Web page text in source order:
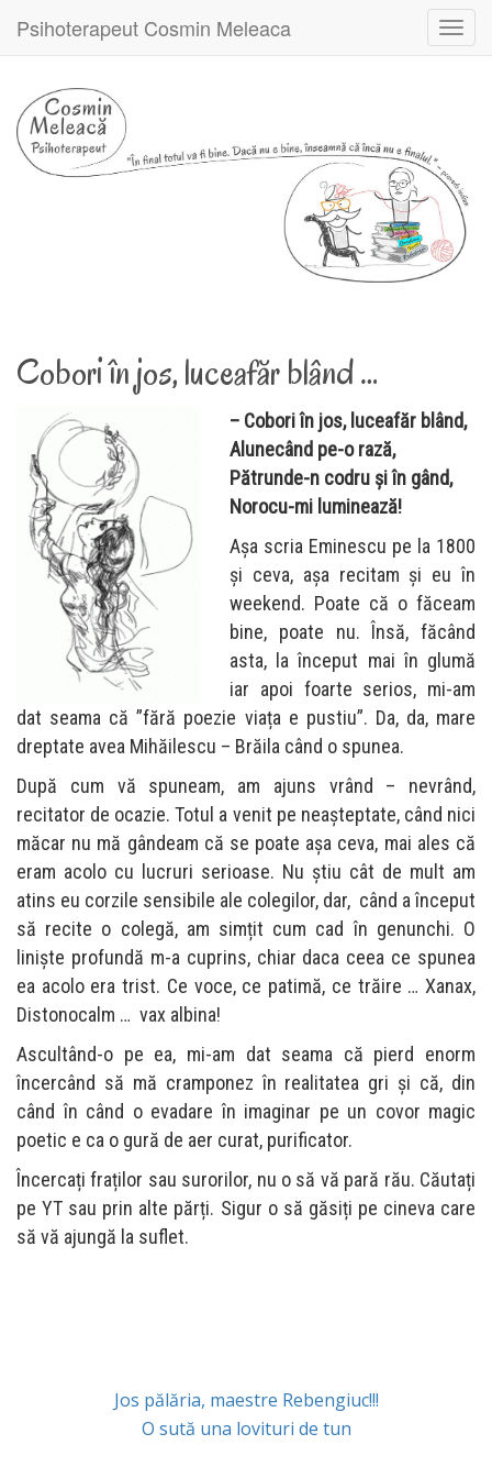
Psihoterapeut Cosmin Meleaca
Cobori în jos, luceafăr blând …
– Cobori în jos, luceafăr blând,
Alunecând pe-o rază,
Pătrunde-n codru şi în gând,
Norocu-mi luminează!
Așa scria Eminescu pe la 1800
și ceva, așa recitam și eu în
weekend. Poate că o făceam
bine, poate nu. Însă, făcând
asta, la început mai în glumă
iar apoi foarte serios, mi-am
dat seama că ”fără poezie viața e pustiu”. Da, da, mare
dreptate avea Mihăilescu – Brăila când o spunea.
După cum vă spuneam, am ajuns vrând – nevrând,
recitator de ocazie. Totul a venit pe neașteptate, când nici
măcar nu mă gândeam că se poate așa ceva, mai ales că
eram acolo cu lucruri serioase. Nu știu cât de mult am
atins eu corzile sensibile ale colegilor, dar, când a început
să recite o colegă, am simțit cum cad în genunchi. O
liniște profundă m-a cuprins, chiar daca ceea ce spunea
ea acolo era trist. Ce voce, ce patimă, ce trăire … Xanax,
Distonocalm … vax albina!
Ascultând-o pe ea, mi-am dat seama că pierd enorm
încercând să mă cramponez în realitatea gri și că, din
când în când o evadare în imaginar pe un covor magic
poetic e ca o gură de aer curat, purificator.
Încercați fraților sau surorilor, nu o să vă pară rău. Căutați
pe YT sau prin alte părți. Sigur o să găsiți pe cineva care
să vă ajungă la suflet.
Articolul
anterior:
Jos pălăria, maestre Rebengiuc!!!
Articolul
O sută una lovituri de tun